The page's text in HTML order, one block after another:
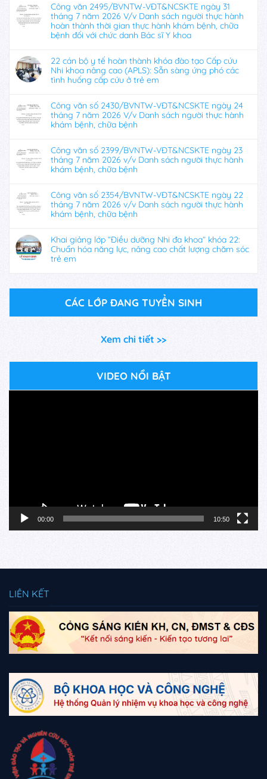
Công văn 2495/BVNTW-VĐT&NCSKTE ngày 31
tháng 7 năm 2026 V/v Danh sách người thực hành
hoàn thành thời gian thực hành khám bệnh, chữa
bệnh đối với chức danh Bác sĩ Y khoa
22 cán bộ y tế hoàn thành khóa đào tạo Cấp cứu
Nhi khoa nâng cao (APLS): Sẵn sàng ứng phó các
tình huống cấp cứu ở trẻ em
Công văn số 2430/BVNTW-VĐT&NCSKTE ngày 24
tháng 7 năm 2026 V/v Danh sách người thực hành
khám bệnh, chữa bệnh
Công văn số 2399/BVNTW-VĐT&NCSKTE ngày 23
tháng 7 năm 2026 v/v Danh sách người thực hành
khám bệnh, chữa bệnh
Công văn số 2354/BVNTW-VĐT&NCSKTE ngày 22
tháng 7 năm 2026 v/v Danh sách người thực hành
khám bệnh, chữa bệnh
Khai giảng lớp “Điều dưỡng Nhi đa khoa” khóa 22:
Chuẩn hóa năng lực, nâng cao chất lượng chăm sóc
trẻ em
CÁC LỚP ĐANG TUYỂN SINH
Xem chi tiết >>
VIDEO NỔI BẬT
00:00 10:50
LIÊN KẾT